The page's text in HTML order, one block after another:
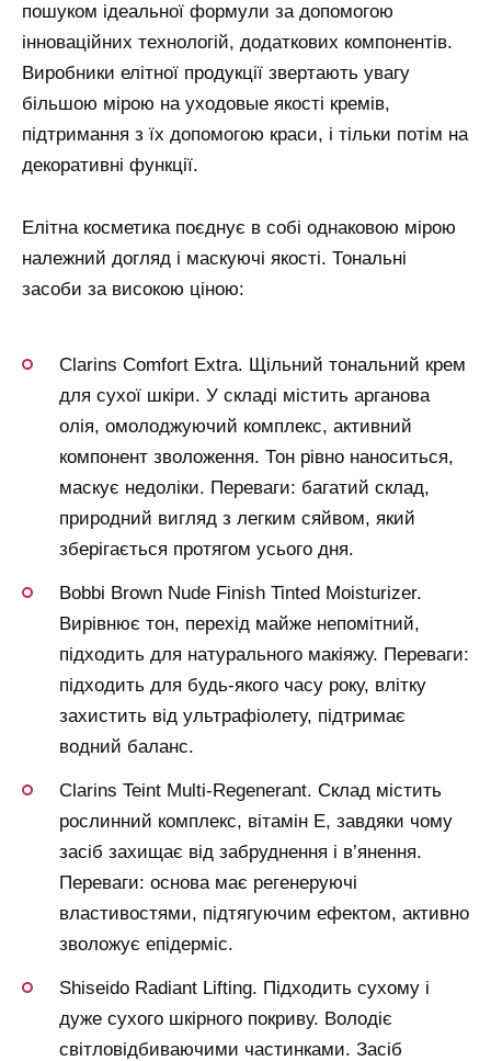
пошуком ідеальної формули за допомогою
інноваційних технологій, додаткових компонентів.
Виробники елітної продукції звертають увагу
більшою мірою на уходовые якості кремів,
підтримання з їх допомогою краси, і тільки потім на
декоративні функції.
Елітна косметика поєднує в собі однаковою мірою
належний догляд і маскуючі якості. Тональні
засоби за високою ціною:
Clarins Comfort Extra. Щільний тональний крем
для сухої шкіри. У складі містить арганова
олія, омолоджуючий комплекс, активний
компонент зволоження. Тон рівно наноситься,
маскує недоліки. Переваги: багатий склад,
природний вигляд з легким сяйвом, який
зберігається протягом усього дня.
Bobbi Brown Nude Finish Tinted Moisturizer.
Вирівнює тон, перехід майже непомітний,
підходить для натурального макіяжу. Переваги:
підходить для будь-якого часу року, влітку
захистить від ультрафіолету, підтримає
водний баланс.
Clarins Teint Multi-Regenerant. Склад містить
рослинний комплекс, вітамін Е, завдяки чому
засіб захищає від забруднення і в’янення.
Переваги: основа має регенеруючі
властивостями, підтягуючим ефектом, активно
зволожує епідерміс.
Shiseido Radiant Lifting. Підходить сухому і
дуже сухого шкірного покриву. Володіє
світловідбиваючими частинками. Засіб